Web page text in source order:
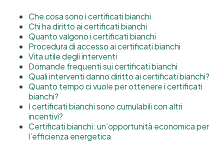
Che cosa sono i certificati bianchi
Chi ha diritto ai certificati bianchi
Quanto valgono i certificati bianchi
Procedura di accesso ai certificati bianchi
Vita utile degli interventi
Domande frequenti sui certificati bianchi
Quali interventi danno diritto ai certificati bianchi?
Quanto tempo ci vuole per ottenere i certificati
bianchi?
I certificati bianchi sono cumulabili con altri
incentivi?
Certificati bianchi: un’opportunità economica per
l’efficienza energetica